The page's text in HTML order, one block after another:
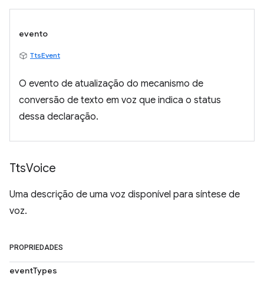
evento
TtsEvent
O evento de atualização do mecanismo de
conversão de texto em voz que indica o status
dessa declaração.
TtsVoice
Uma descrição de uma voz disponível para síntese de
voz.
PROPRIEDADES
eventTypes